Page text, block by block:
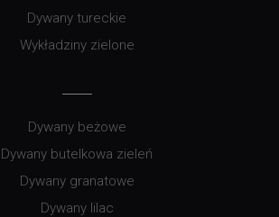
Dywany tureckie
Wykładziny zielone
Dywany beżowe
Dywany butelkowa zieleń
Dywany granatowe
Dywany lilac